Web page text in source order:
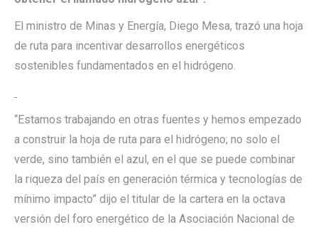
El ministro de Minas y Energía, Diego Mesa, trazó una hoja
de ruta para incentivar desarrollos energéticos
sostenibles fundamentados en el hidrógeno.
“Estamos trabajando en otras fuentes y hemos empezado
a construir la hoja de ruta para el hidrógeno; no solo el
verde, sino también el azul, en el que se puede combinar
la riqueza del país en generación térmica y tecnologías de
mínimo impacto” dijo el titular de la cartera en la octava
versión del foro energético de la Asociación Nacional de